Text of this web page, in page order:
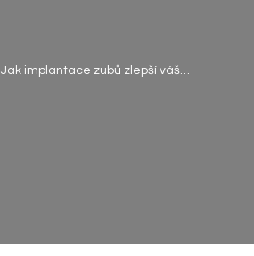
Jak implantace zubů zlepší váš…